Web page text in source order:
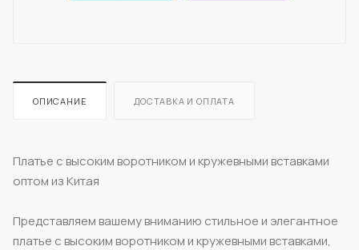
ОПИСАНИЕ ДОСТАВКА И ОПЛАТА
Платье с высоким воротником и кружевными вставками
оптом из Китая
Представляем вашему вниманию стильное и элегантное
платье с высоким воротником и кружевными вставками,